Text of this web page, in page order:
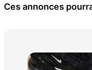
Ces annonces